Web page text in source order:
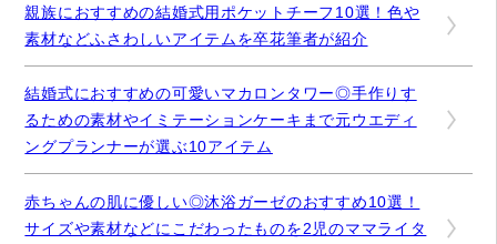
親族におすすめの結婚式用ポケットチーフ10選！色や
素材などふさわしいアイテムを卒花筆者が紹介
結婚式におすすめの可愛いマカロンタワー◎手作りす
るための素材やイミテーションケーキまで元ウエディ
ングプランナーが選ぶ10アイテム
赤ちゃんの肌に優しい◎沐浴ガーゼのおすすめ10選！
サイズや素材などにこだわったものを2児のママライタ